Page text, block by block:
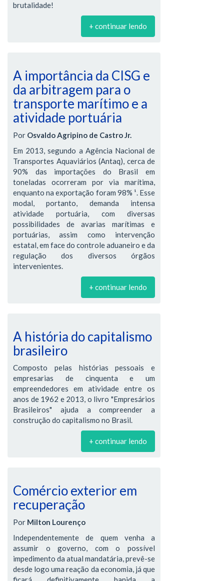
brutalidade!
+ continuar lendo
A importância da CISG e
da arbitragem para o
transporte marítimo e a
atividade portuária
Por Osvaldo Agripino de Castro Jr.
Em 2013, segundo a Agência Nacional de
Transportes Aquaviários (Antaq), cerca de
90% das importações do Brasil em
toneladas ocorreram por via marítima,
enquanto na exportação foram 98% ¹. Esse
modal, portanto, demanda intensa
atividade portuária, com diversas
possibilidades de avarias marítimas e
portuárias, assim como intervenção
estatal, em face do controle aduaneiro e da
regulação dos diversos órgãos
intervenientes.
+ continuar lendo
A história do capitalismo
brasileiro
Composto pelas histórias pessoais e
empresarias de cinquenta e um
empreendedores em atividade entre os
anos de 1962 e 2013, o livro "Empresários
Brasileiros" ajuda a compreender a
construção do capitalismo no Brasil.
+ continuar lendo
Comércio exterior em
recuperação
Por Milton Lourenço
Independentemente de quem venha a
assumir o governo, com o possível
impedimento da atual mandatária, prevê-se
desde logo uma reação da economia, já que